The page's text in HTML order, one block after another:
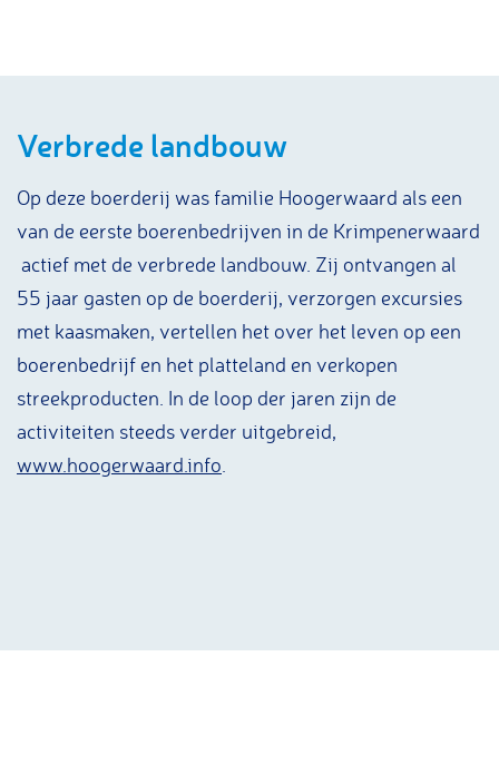
Verbrede landbouw
Op deze boerderij was familie Hoogerwaard als een
van de eerste boerenbedrijven in de Krimpenerwaard
actief met de verbrede landbouw. Zij ontvangen al
55 jaar gasten op de boerderij, verzorgen excursies
met kaasmaken, vertellen het over het leven op een
boerenbedrijf en het platteland en verkopen
streekproducten. In de loop der jaren zijn de
activiteiten steeds verder uitgebreid,
www.hoogerwaard.info